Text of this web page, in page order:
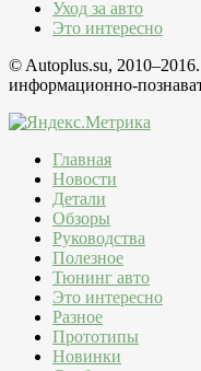
Уход за авто
Это интересно
© Autoplus.su,
информационно-
Главная
Новости
Детали
Обзоры
Руководства
Полезное
Тюнинг авто
Это интересно
Разное
Прототипы
Новинки